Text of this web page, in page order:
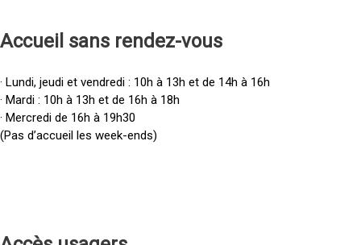
Accueil sans rendez-vous
· Lundi, jeudi et vendredi : 10h à 13h et de 14h à 16h
· Mardi : 10h à 13h et de 16h à 18h
· Mercredi de 16h à 19h30
(Pas d’accueil les week-ends)